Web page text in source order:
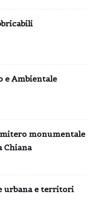
e Ambientale
monumentale
Chiana
urbana e territori